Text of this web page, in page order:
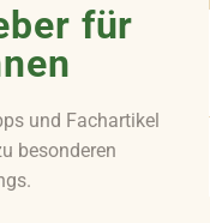
für
und Fachartikel
besonderen